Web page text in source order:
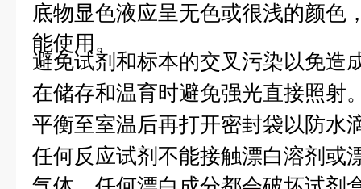
底物显色液应呈无色或很浅的颜色
能使用。
避免试剂和标本的交叉污染以免造
在储存和温育时避免强光直接照射
平衡至室温后再打开密封袋以防水
任何反应试剂不能接触漂白溶剂或
气体。任何漂白成分都会破坏试剂